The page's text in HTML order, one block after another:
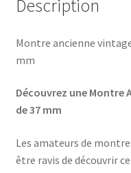
Description
Montre ancienne
mm
Découvrez une Montre
de 37 mm
Les amateurs de
être ravis de découvrir